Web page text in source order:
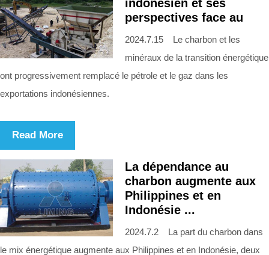
indonésien et ses
perspectives face au
2024.7.15 Le charbon et les
minéraux de la transition énergétique
ont progressivement remplacé le pétrole et le gaz dans les
exportations indonésiennes.
Read More
La dépendance au
charbon augmente aux
Philippines et en
Indonésie ...
2024.7.2 La part du charbon dans
le mix énergétique augmente aux Philippines et en Indonésie, deux